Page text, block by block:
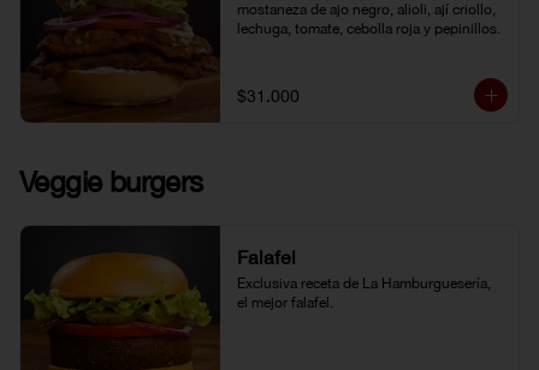
mostaneza de ajo negro, alioli, ají criollo,
lechuga, tomate, cebolla roja y pepinillos.
$31.000
Veggie burgers
Falafel
Exclusiva receta de La Hamburguesería,
el mejor falafel.